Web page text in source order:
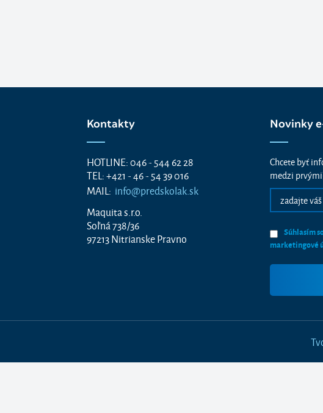
Kontakty
HOTLINE: 046 - 544 62 28
TEL: +421 - 46 - 54 39 016
MAIL: info@predskolak.sk
Maquita s.r.o.
Soľná 738/36
97213 Nitrianske Pravno
Novinky
Chcete byť
medzi
Súhlasím
marketingové